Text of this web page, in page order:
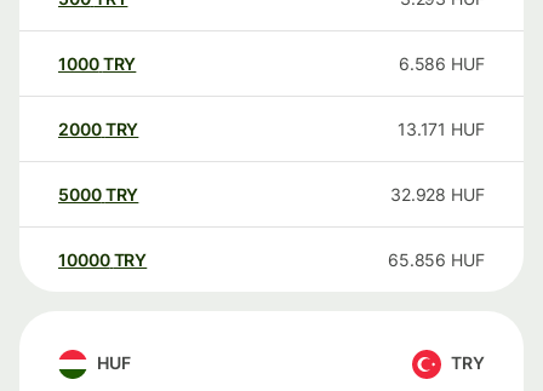
1000TRY 6.586 HUF
2000TRY 13.171 HUF
5000TRY 32.928 HUF
10000 TRY 65.856 HUF
HUF TRY